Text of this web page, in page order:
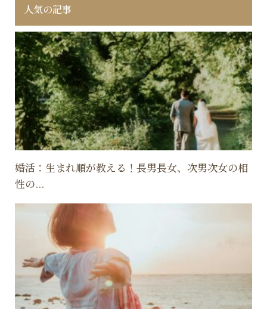
人気の記事
婚活：生まれ順が教える！長男長女、次男次女の相
性の...